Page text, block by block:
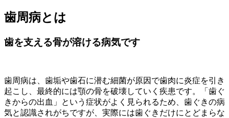
歯周病とは
歯を支える骨が溶ける病気です
歯周病は、歯垢や歯石に潜む細菌が原因で歯肉に炎症を引き
起こし、最終的には顎の骨を破壊していく疾患です。「歯ぐ
きからの出血」という症状がよく見られるため、歯ぐきの病
気と認識されがちですが、実際には歯ぐきだけにとどまらな